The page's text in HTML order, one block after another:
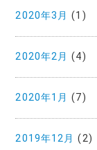
2020年3月 (1)
2020年2月 (4)
2020年1月 (7)
2019年12月 (2)